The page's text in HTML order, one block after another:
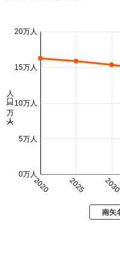
2020 2025 2030
0万人
5万人
10万人
15万人
20万人
人口 (万人)
南矢